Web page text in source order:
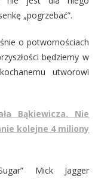
„pogrzebać”.
o potwornościach
będziemy w
utworowi
Bąkiewicza. Nie
kolejne 4 miliony
Mick Jagger